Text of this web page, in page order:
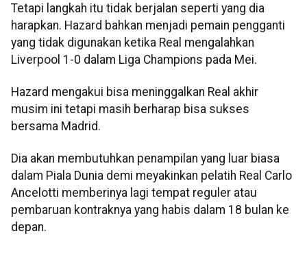
Tetapi langkah itu tidak berjalan seperti yang dia
harapkan. Hazard bahkan menjadi pemain pengganti
yang tidak digunakan ketika Real mengalahkan
Liverpool 1-0 dalam Liga Champions pada Mei.
Hazard mengakui bisa meninggalkan Real akhir
musim ini tetapi masih berharap bisa sukses
bersama Madrid.
Dia akan membutuhkan penampilan yang luar biasa
dalam Piala Dunia demi meyakinkan pelatih Real Carlo
Ancelotti memberinya lagi tempat reguler atau
pembaruan kontraknya yang habis dalam 18 bulan ke
depan.